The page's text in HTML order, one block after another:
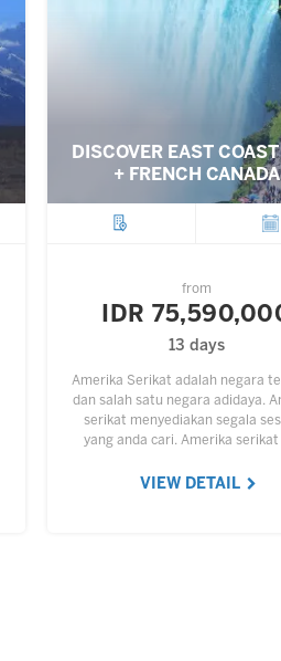
DISCOVER EAST
+ FRENCH CANADA
from
IDR
13 days
Amerika Serikat adalah negara
dan salah satu negara adidaya.
serikat menyediakan segala
yang anda cari. Amerika serikat
indah untuk kita bisa jalan-
VIEW DETAIL